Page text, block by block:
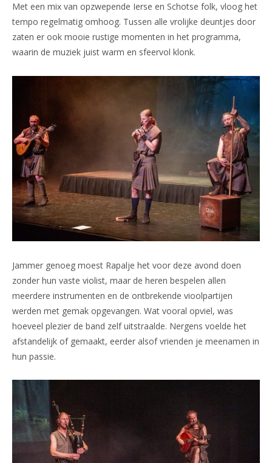
Met een mix van opzwepende Ierse en Schotse folk, vloog het
tempo regelmatig omhoog. Tussen alle vrolijke deuntjes door
zaten er ook mooie rustige momenten in het programma,
waarin de muziek juist warm en sfeervol klonk.
Jammer genoeg moest Rapalje het voor deze avond doen
zonder hun vaste violist, maar de heren bespelen allen
meerdere instrumenten en de ontbrekende vioolpartijen
werden met gemak opgevangen. Wat vooral opviel, was
hoeveel plezier de band zelf uitstraalde. Nergens voelde het
afstandelijk of gemaakt, eerder alsof vrienden je meenamen in
hun passie.